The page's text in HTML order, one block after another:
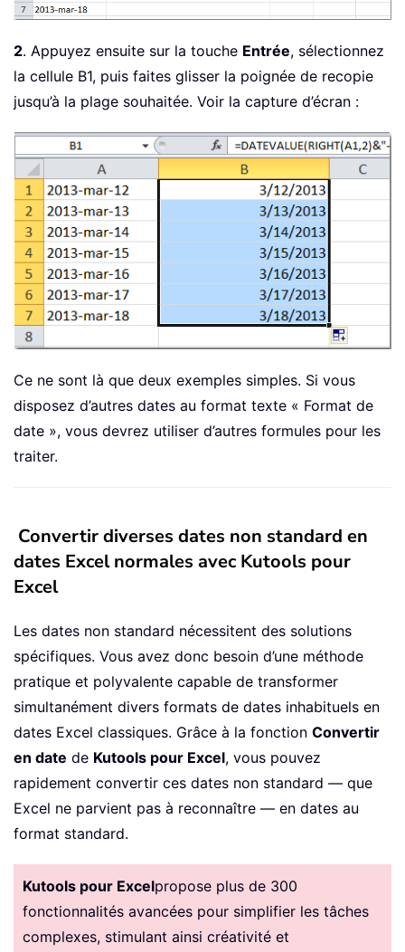
2. Appuyez ensuite sur la touche Entrée, sélectionnez
la cellule B1, puis faites glisser la poignée de recopie
jusqu’à la plage souhaitée. Voir la capture d’écran :
Ce ne sont là que deux exemples simples. Si vous
disposez d’autres dates au format texte « Format de
date », vous devrez utiliser d’autres formules pour les
traiter.
Convertir diverses dates non standard en
dates Excel normales avec Kutools pour
Excel
Les dates non standard nécessitent des solutions
spécifiques. Vous avez donc besoin d’une méthode
pratique et polyvalente capable de transformer
simultanément divers formats de dates inhabituels en
dates Excel classiques. Grâce à la fonction Convertir
en date de Kutools pour Excel, vous pouvez
rapidement convertir ces dates non standard — que
Excel ne parvient pas à reconnaître — en dates au
format standard.
Kutools pour Excelpropose plus de 300
fonctionnalités avancées pour simplifier les tâches
complexes, stimulant ainsi créativité et